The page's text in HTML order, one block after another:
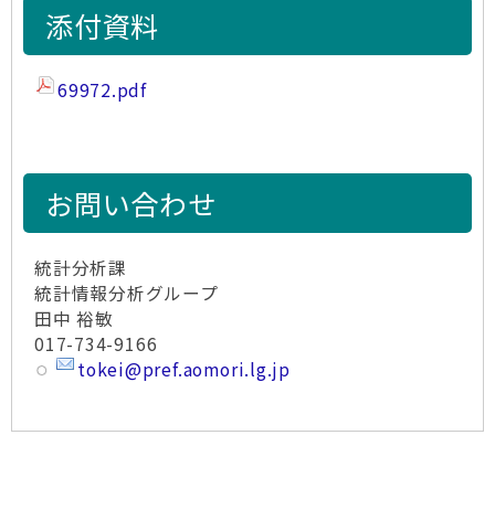
添付資料
69972.pdf
お問い合わせ
統計分析課
統計情報分析グループ
田中 裕敏
017-734-9166
tokei@pref.aomori.lg.jp